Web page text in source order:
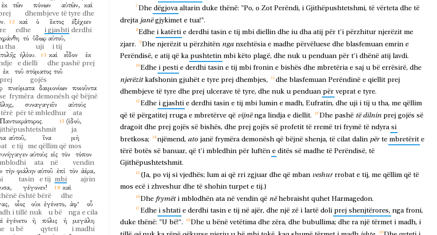
ἐκ τῶν πόνων
dhembjeve
αὐτῶν,
të tyre
καὶ
dhe
καὶ
edhe
ὁ ἕκτος
i gjashti
ἐξέχεεν
derdhi
u tha
τὸ ὕδωρ
uji
αὐτοῦ,
i tij
ἡλίου.
e dielli
καὶ
dhe
εἶδον
pashë
ἐκ
prej
ἐκ
prej
τοῦ στόματος
gojës
τοῦ
πνεύματα
frymëra
δαιμονίων
demonësh
ποιοῦντα
që bëjnë
ὅλης,
tërë
συναγαγεῖν
për të mbledhur
αὐτοὺς
ata
Παντοκράτορος. (ἰδοὺ,
ja
αὐτοῦ,
e tij
ἵνα
me qëllim që
μὴ
mos
mblodhi
αὐτοὺς
ata
εἰς
në
τὸν τόπον
vendin
τὴν φιάλην
tasin
αὐτοῦ
e tij
ἐπὶ
mbi
τὸν ἀέρα,
ajrin
γέγονεν!
është bërë
καὶ
dhe
οἷος
i tillë
οὐκ
nuk
ἐγένετο,
u bë
ἀφ’
nga
οὗ
e cila
ἐγένετο
u bë
ἡ πόλις
qyteti
ἡ μεγάλη
i madhi
Dhe dëgjova altarin duke thënë: "Po, o Zot Perëndi, i Gjithëpushtetshmi, të vërteta dhe të
drejta janë gjykimet e tua!".
Edhe i katërti e derdhi tasin e tij mbi diellin dhe iu dha atij për t'i përzhitur njerëzit me
zjarr.
Dhe njerëzit u përzhitën nga nxehtësia e madhe përvëluese dhe blasfemuan emrin e
Perëndisë, e atij që ka pushtetin mbi këto plagë, dhe nuk u penduan për t'i dhënë atij lavdi.
Edhe i pesti e derdhi tasin e tij mbi fronin e bishës dhe mbretëria e saj u bë errësirë, dhe
njerëzit kafshonin gjuhët e tyre prej dhembjes, dhe blasfemuan Perëndinë e qiellit prej
dhembjeve të tyre dhe prej ulcerave të tyre, dhe nuk u penduan për veprat e tyre.
Edhe i gjashti e derdhi tasin e tij mbi lumin e madh, Eufratin, dhe uji i tij u tha, me qëllim
që të përgatitej rruga e mbretërve që vijnë nga lindja e diellit. Dhe pashë të dilnin prej gojës së
dragoit dhe prej gojës së bishës, dhe prej gojës së profetit të rremë tri frymë të ndyra si
bretkosa;
njëmend, ato janë frymëra demonësh që bëjnë shenja, të cilat dalin për te mbretërit e
tërë botës së banuar, që t'i mbledhin për luftën e ditës së madhe të Perëndisë, të
Gjithëpushtetshmit.
(Ja, po vij si vjedhës; lum ai që rri zgjuar dhe që mban veshur rrobat e tij, me qëllim që të
mos ecë i zhveshur dhe të shohin turpet e tij.)
Dhe frymët i mblodhën ata në vendin që në hebraisht quhet Harmagedon.
Edhe i shtati e derdhi tasin e tij në ajër, dhe një zë i lartë doli prej shenjtërores, nga froni,
duke thënë: "U bë!". Dhe u bënë vetëtima dhe zëra, dhe bubullima; dhe ra një tërmet i madh, i